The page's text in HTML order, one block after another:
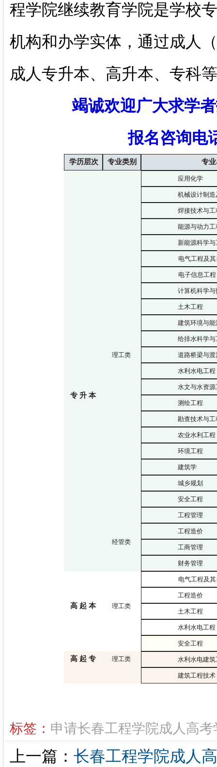
程学院继续教育学院是学校
机构和办学实体，通过成人
成人专升本、高升本、专科
竭诚欢迎广大求学
报名咨询电
学历层次 专业类别 专
专 升 本
理工类
应用化学
机械设计制
焊接技术与工
能源与动力工
新能源科学与
电气工程及
电子信息工程
计算机科学与
土木工程
建筑环境与
给排水科学与
道路桥梁与渡
水利水电工程
水文与水资源
测绘工程
勘查技术与工
农业水利工程
环境工程
建筑学
城乡规划
安全工程
经管类
工程管理
工程造价
工商管理
财务管理
高 起 本 理工类
电气工程及
工程造价
土木工程
水利水电工程
安全工程
高 起 专 理工类 水利水电建筑
建筑工程技术
标签： 申请长春工程学院成人高
上一篇： 长春工程学院成人